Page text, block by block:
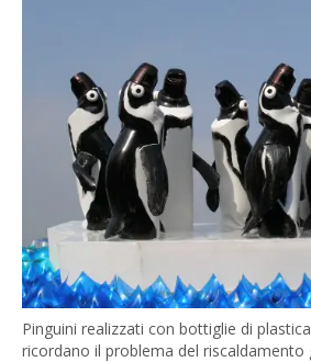
Pinguini realizzati con bottiglie di
ricordano il problema del riscaldamento